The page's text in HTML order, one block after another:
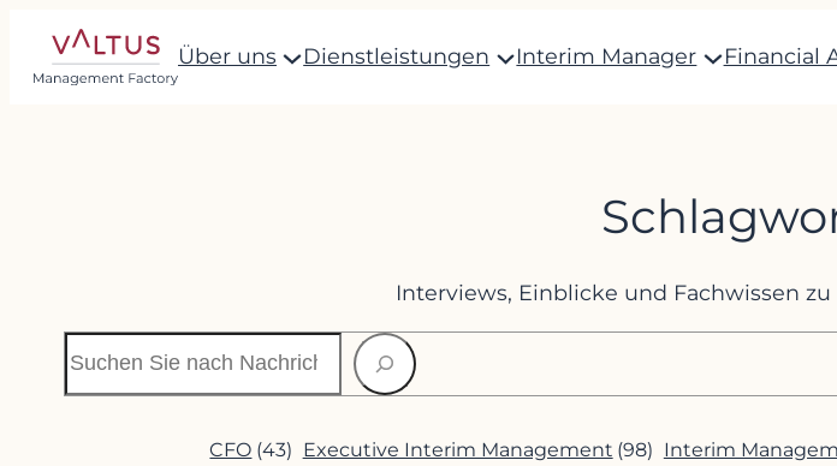
Inhalt
springen
Über uns Dienstleistungen Interim Manager Financial
Interviews, Einblicke und Fachwissen
CFO (43) Executive Interim Management (98) Interim